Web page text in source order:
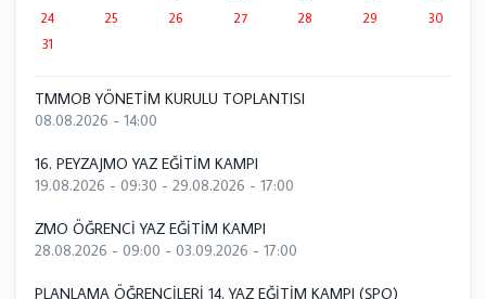
24
25 26 27 28 29
30
31
TMMOB YÖNETİM KURULU TOPLANTISI
08.08.2026 - 14:00
16. PEYZAJMO YAZ EĞİTİM KAMPI
19.08.2026 - 09:30 - 29.08.2026 - 17:00
ZMO ÖĞRENCİ YAZ EĞİTİM KAMPI
28.08.2026 - 09:00 - 03.09.2026 - 17:00
PLANLAMA ÖĞRENCİLERİ 14. YAZ EĞİTİM KAMPI (ŞPO)